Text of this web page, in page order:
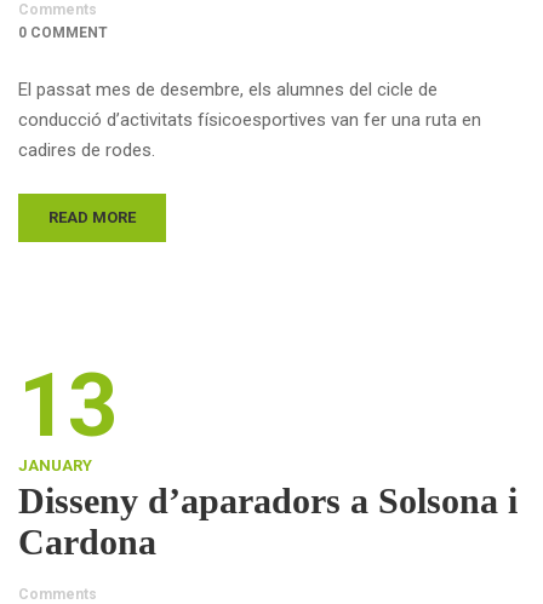
Comments
0 COMMENT
El passat mes de desembre, els alumnes del cicle de
conducció d’activitats físicoesportives van fer una ruta en
cadires de rodes.
READ MORE
13
JANUARY
Disseny d’aparadors a Solsona i
Cardona
Comments